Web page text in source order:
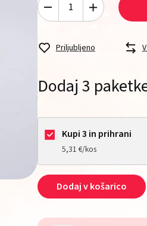
Priljubljeno
Dodaj 3
Kupi 3 in prihrani
5,31 €/kos
Dodaj v košarico